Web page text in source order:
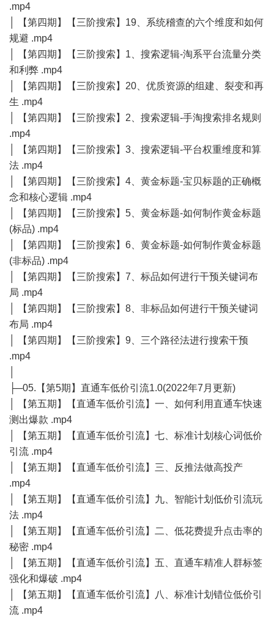
.mp4
│ 【第四期】【三阶搜索】19、系统稽查的六个维度和如何
规避 .mp4
│ 【第四期】【三阶搜索】1、搜索逻辑-淘系平台流量分类
和利弊 .mp4
│ 【第四期】【三阶搜索】20、优质资源的组建、裂变和再
生 .mp4
│ 【第四期】【三阶搜索】2、搜索逻辑-手淘搜索排名规则
.mp4
│ 【第四期】【三阶搜索】3、搜索逻辑-平台权重维度和算
法 .mp4
│ 【第四期】【三阶搜索】4、黄金标题-宝贝标题的正确概
念和核心逻辑 .mp4
│ 【第四期】【三阶搜索】5、黄金标题-如何制作黄金标题
(标品) .mp4
│ 【第四期】【三阶搜索】6、黄金标题-如何制作黄金标题
(非标品) .mp4
│ 【第四期】【三阶搜索】7、标品如何进行干预关键词布
局 .mp4
│ 【第四期】【三阶搜索】8、非标品如何进行干预关键词
布局 .mp4
│ 【第四期】【三阶搜索】9、三个路径法进行搜索干预
.mp4
├─05.【第5期】直通车低价引流1.0(2022年7月更新)
│ 【第五期】【直通车低价引流】一、如何利用直通车快速
测出爆款 .mp4
│ 【第五期】【直通车低价引流】七、标准计划核心词低价
引流 .mp4
│ 【第五期】【直通车低价引流】三、反推法做高投产
.mp4
│ 【第五期】【直通车低价引流】九、智能计划低价引流玩
法 .mp4
│ 【第五期】【直通车低价引流】二、低花费提升点击率的
秘密 .mp4
│ 【第五期】【直通车低价引流】五、直通车精准人群标签
强化和爆破 .mp4
│ 【第五期】【直通车低价引流】八、标准计划错位低价引
流 .mp4